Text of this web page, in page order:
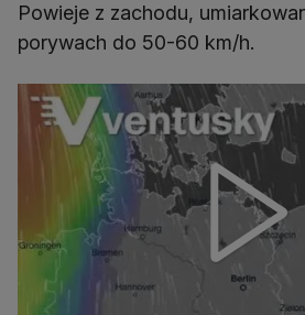
Powieje z zachodu,
porywach do 50-60 km/h.